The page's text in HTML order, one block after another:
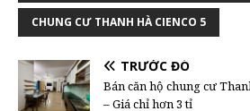
CHUNG CƯ THANH HÀ CIENCO 5
TRƯỚC ĐÓ
Bán căn hộ chung cư
– Giá chỉ hơn 3 tỉ